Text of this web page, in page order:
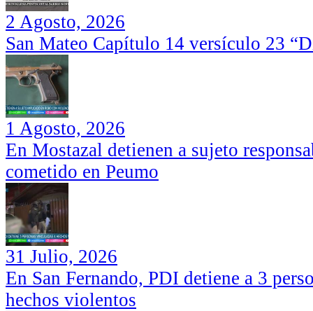
2 Agosto, 2026
San Mateo Capítulo 14 versículo 23
1 Agosto, 2026
En Mostazal detienen a sujeto
cometido en Peumo
31 Julio, 2026
En San Fernando, PDI detiene a 3
hechos violentos